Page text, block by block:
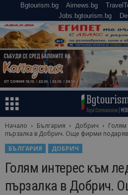
Bgtourism.bg Airnews.bg
Jobs.bgtourism.bg
Начало България Добрич
Голям
пързалка в Добрич. Още фирми
БЪЛГАРИЯ
ДОБРИЧ
Голям интерес към
пързалка в Добрич.